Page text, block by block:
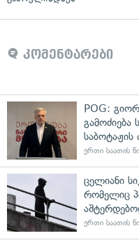
კომენტარები
POG:
საბოტაჟის
ერთი საათის
ცელიანი
რომელიც
ერთი საათის